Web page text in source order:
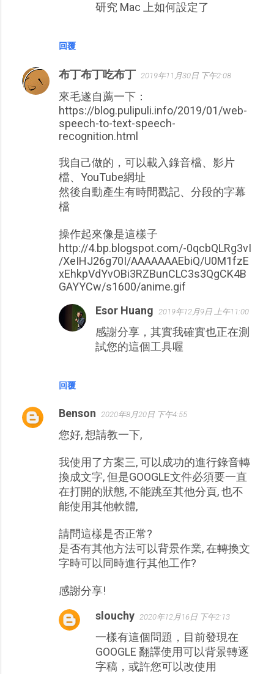
回覆
研究 Mac 上如何設定了
布丁布丁吃布丁 2019年11月30日 下午2:08
來毛遂自薦一下：
https://blog.pulipuli.info/2019/01/web-
speech-to-text-speech-
recognition.html
我自己做的，可以載入錄音檔、影片
檔、YouTube網址
然後自動產生有時間戳記、分段的字幕
檔
操作起來像是這樣子
http://4.bp.blogspot.com/-0qcbQLRg3vI
/XeIHJ26g70I/AAAAAAAEbiQ/U0M1fzE
xEhkpVdYvOBi3RZBunCLC3s3QgCK4B
GAYYCw/s1600/anime.gif
回覆
Esor Huang 2019年12月9日 上午11:00
感謝分享，其實我確實也正在測
試您的這個工具喔
Benson 2020年8月20日 下午4:55
您好, 想請教一下,
我使用了方案三, 可以成功的進行錄音轉
換成文字, 但是GOOGLE文件必須要一直
在打開的狀態, 不能跳至其他分頁, 也不
能使用其他軟體,
請問這樣是否正常?
是否有其他方法可以背景作業, 在轉換文
字時可以同時進行其他工作?
感謝分享!
slouchy 2020年12月16日 下午2:13
一樣有這個問題，目前發現在
GOOGLE 翻譯使用可以背景轉逐
字稿，或許您可以改使用